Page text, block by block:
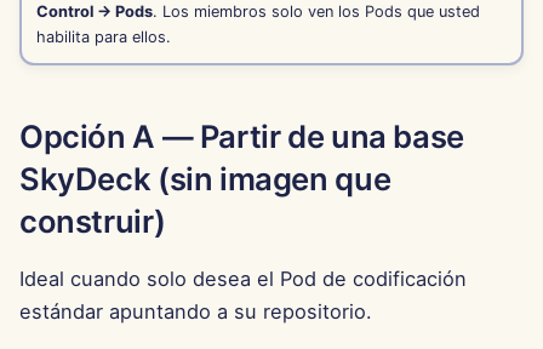
5 de septiembre de 2025
22 de agosto de 2025
15 de agosto de 2025
1 de agosto de 2025
Control → Pods. Los miembros solo ven los Pods que usted
habilita para ellos.
Opción A — Partir de una base
SkyDeck (sin imagen que
construir)
Ideal cuando solo desea el Pod de codificación
estándar apuntando a su repositorio.